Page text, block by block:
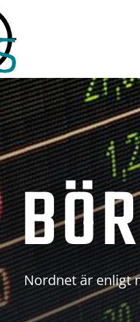
Nordnet är enligt